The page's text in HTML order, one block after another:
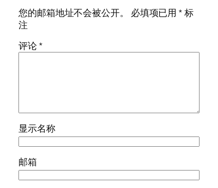
您的邮箱地址不会被公开。
必填项已用*标
注
评论*
显示名称
邮箱